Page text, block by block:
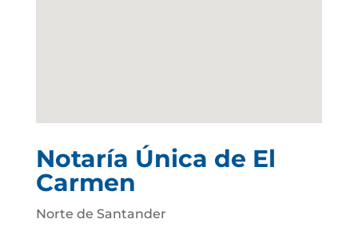
Notaría Única de El
Carmen
Norte de Santander